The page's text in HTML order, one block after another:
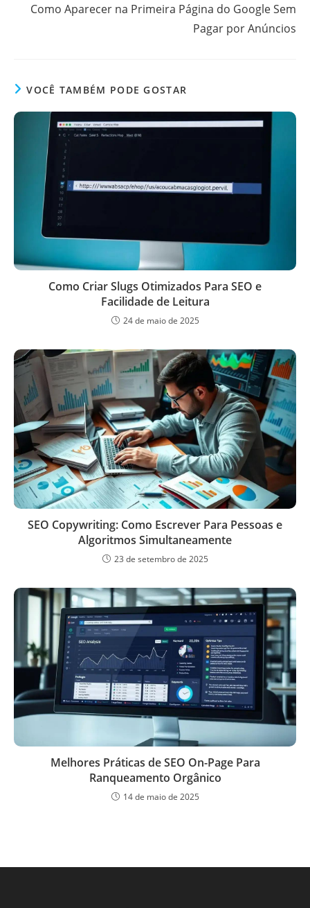
Como Aparecer na Primeira Página do Google Sem
Pagar por Anúncios
VOCÊ TAMBÉM PODE GOSTAR
Como Criar Slugs Otimizados Para SEO e
Facilidade de Leitura
24 de maio de 2025
SEO Copywriting: Como Escrever Para Pessoas e
Algoritmos Simultaneamente
23 de setembro de 2025
Melhores Práticas de SEO On-Page Para
Ranqueamento Orgânico
14 de maio de 2025